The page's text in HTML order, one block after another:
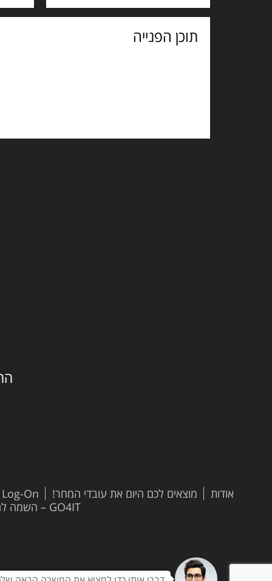
תוכן
אודות מוצאים לכם היום את עובדי המחר! On
GO4IT – השמה להייטק